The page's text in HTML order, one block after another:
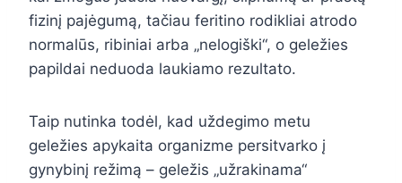
fizinį pajėgumą, tačiau feritino rodikliai atrodo
normalūs, ribiniai arba „nelogiški“, o geležies
papildai neduoda laukiamo rezultato.
Taip nutinka todėl, kad uždegimo metu
geležies apykaita organizme persitvarko į
gynybinį režimą – geležis „užrakinama“